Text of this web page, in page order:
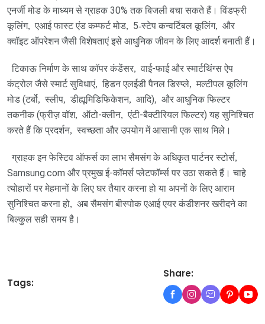
एनर्जी मोड के माध्यम से ग्राहक 30% तक बिजली बचा सकते हैं। विंडफ्री
कूलिंग, एआई फास्ट एंड कम्फर्ट मोड 5-स्टेप कन्वर्टिबल कूलिंग, और
क्‍वॉइट ऑपरेशन जैसी विशेषताएं इसे आधुनिक जीवन के लिए आदर्श बनाती हैं।
टिकाऊ निर्माण के साथ कॉपर कंडेंसर
वाई-फाई और स्मार्टथिंग्स ऐप
कंट्रोल जैसे स्मार्ट सुविधाएं, हिडन एलईडी पैनल डिस्प्ले
मल्टीपल कूलिंग
मोड (टर्बो
स्लीप डीह्यूमिडिफिकेशन, आदि)
और आधुनिक फिल्टर
तकनीक (फ्रीज़ वॉश, ऑटो-क्लीन, एंटी-बैक्टीरियल फिल्टर) यह सुनिश्चित
करते हैं कि प्रदर्शन, स्वच्छता और उपयोग में आसानी एक साथ मिले।
ग्राहक इन फेस्टिव ऑफर्स का लाभ सैमसंग के अधिकृत पार्टनर स्टोर्स
Samsung.com और प्रमुख ई-कॉमर्स प्लेटफॉर्म्स पर उठा सकते हैं। चाहे
त्‍योहारों पर मेहमानों के लिए घर तैयार करना हो या अपनों के लिए आराम
सुनिश्चित करना हो
अब सैमसंग बीस्पोक एआई एयर कंडीशनर खरीदने का
बिल्‍कुल सही समय है।
Tags:
Share: